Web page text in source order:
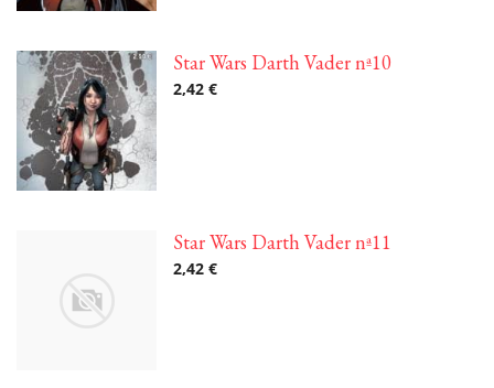
Star Wars Darth Vader nª10
2,42 €
Star Wars Darth Vader nª11
2,42 €